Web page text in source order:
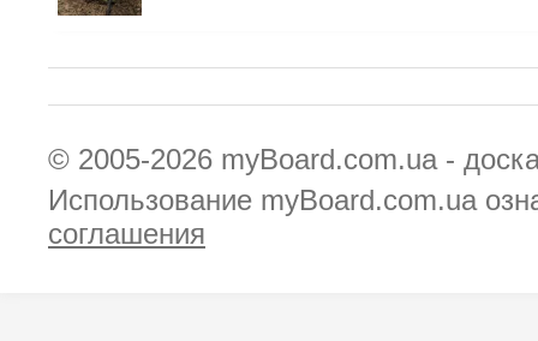
© 2005-2026 myBoard.com.ua -
Использование myBoard.com.ua
соглашения